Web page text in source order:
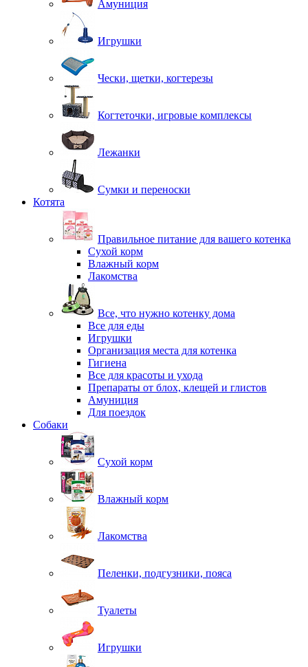
Амуниция
Игрушки
Чески, щетки, когтерезы
Когтеточки, игровые комплексы
Лежанки
Сумки и переноски
Котята
Правильное питание для вашего котенка
Сухой корм
Влажный корм
Лакомства
Все, что нужно котенку дома
Все для еды
Игрушки
Организация места для котенка
Гигиена
Все для красоты и ухода
Препараты от блох, клещей и глистов
Амуниция
Для поездок
Собаки
Сухой корм
Влажный корм
Лакомства
Пеленки, подгузники, пояса
Туалеты
Игрушки